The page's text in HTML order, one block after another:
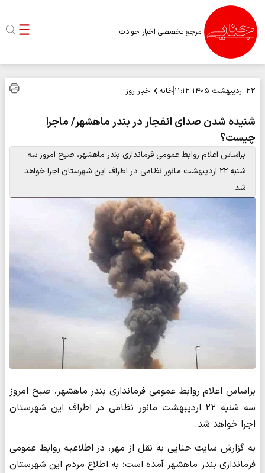
مرجع تخصصی اخبار حوادث
۲۲ اردیبهشت ۱۴۰۵ ۱۱:۱۲ خانه اخبار روز
شنیده شدن صدای انفجار در بندر ماهشهر/ ماجرا
چیست؟
براساس اعلام روابط عمومی فرمانداری بندر ماهشهر، صبح امروز سه
شنبه ۲۲ اردیبهشت مانور نظامی در اطراف این شهرستان اجرا خواهد
شد.
براساس اعلام روابط عمومی فرمانداری بندر ماهشهر، صبح امروز
سه شنبه ۲۲ اردیبهشت مانور نظامی در اطراف این شهرستان
اجرا خواهد شد.
به گزارش سایت جنایی به نقل از مهر، در اطلاعیه روابط عمومی
فرمانداری بندر ماهشهر آمده است؛ به اطلاع مردم این شهرستان